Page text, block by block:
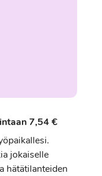
7,54 €
jokaiselle
hätätilanteiden